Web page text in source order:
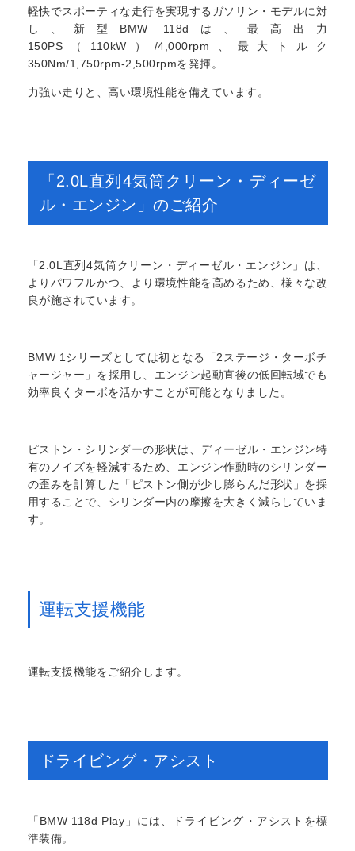
軽快でスポーティな走行を実現するガソリン・モデルに対
し、新型BMW 118dは、最高出力
150PS（110kW）/4,000rpm、最大トルク
350Nm/1,750rpm-2,500rpmを発揮。
力強い走りと、高い環境性能を備えています。
「2.0L直列4気筒クリーン・ディーゼ
ル・エンジン」のご紹介
「2.0L直列4気筒クリーン・ディーゼル・エンジン」は、
よりパワフルかつ、より環境性能を高めるため、様々な改
良が施されています。
BMW 1シリーズとしては初となる「2ステージ・ターボチ
ャージャー」を採用し、エンジン起動直後の低回転域でも
効率良くターボを活かすことが可能となりました。
ピストン・シリンダーの形状は、ディーゼル・エンジン特
有のノイズを軽減するため、エンジン作動時のシリンダー
の歪みを計算した「ピストン側が少し膨らんだ形状」を採
用することで、シリンダー内の摩擦を大きく減らしていま
す。
運転支援機能
運転支援機能をご紹介します。
ドライビング・アシスト
「BMW 118d Play」には、ドライビング・アシストを標
準装備。